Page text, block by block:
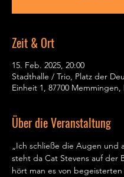
Zeit & Ort
15. Feb. 2025, 20:00
Stadthalle / Trio, Platz der
Einheit 1, 87700
Über die Veranstaltung
„Ich schließe die Augen und
steht da Cat Stevens auf der
hört man es von begeisterten